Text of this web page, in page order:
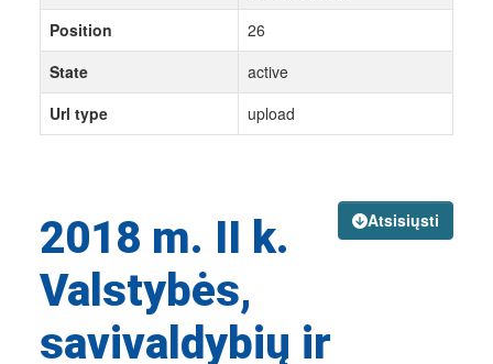
Atsisiųsti
2018 m. II k.
Valstybės,
savivaldybių ir
Position
26
State
active
Url type
upload